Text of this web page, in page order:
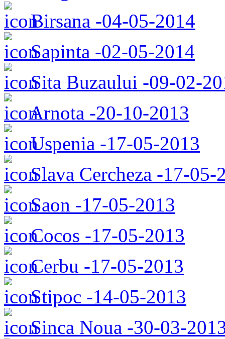
Birsana -04-05-2014
Sapinta -02-05-2014
Sita Buzaului -09-02-
Arnota -20-10-2013
Uspenia -17-05-2013
Slava Cercheza -17-05-
Saon -17-05-2013
Cocos -17-05-2013
Cerbu -17-05-2013
Stipoc -14-05-2013
Sinca Noua -30-03-